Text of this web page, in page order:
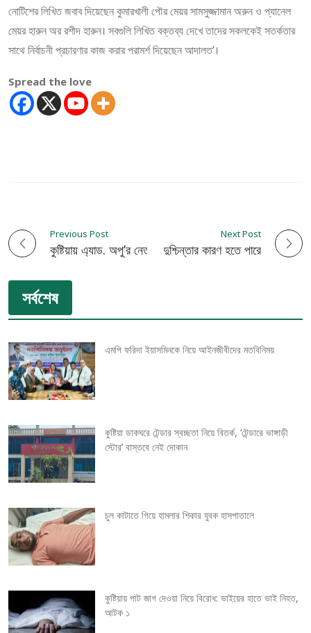
নোটিশের লিখিত জবাব দিয়েছেন কুমারখালী পৌর মেয়র সামসুজ্জামান অরুন ও প্যানেল
মেয়র হারুন অর রশীদ হারুন। সবগুলি লিখিত বক্তব্য দেখে তাদের সকলকেই সতর্কতার
সাথে নির্বাচনী প্রচারণার কাজ করার পরামর্শ দিয়েছেন আদালত’।
Spread the love
P
o
t
n
a
v
i
g
a
t
i
o
Previous Post
কুষ্টিয়ায় এ্যাড. অপু’র নেতৃত্বে লিফলেট বিতরণ
Next Post
ওজন হ্রাস দুশ্চিন্তার কারণ হতে পারে
সর্বশেষ
এমপি ফরিদা ইয়াসমিনকে নিয়ে আইনজীবীদের মতবিনিময়
কুষ্টিয়া ডাকঘরে টেন্ডার স্বচ্ছতা নিয়ে বিতর্ক, ‘টেন্ডারে ভাঙ্গাড়ী
স্টোর’ বাস্তবে নেই দোকান
চুল কাটাতে গিয়ে হামলার শিকার যুবক হাসপাতালে
কুষ্টিয়ায় পাট জাগ দেওয়া নিয়ে বিরোধ: ভাইয়ের হাতে ভাই নিহত,
আটক ১